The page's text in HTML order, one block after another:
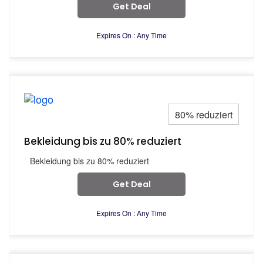
Get Deal
Expires On : Any Time
80% reduziert
Bekleidung bis zu 80% reduziert
Bekleidung bis zu 80% reduziert
Get Deal
Expires On : Any Time